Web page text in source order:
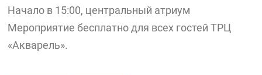
Начало в 15:00, центральный атриум
Мероприятие бесплатно для всех гостей ТРЦ
«Акварель».